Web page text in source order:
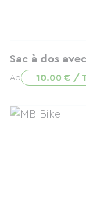
Sac à dos
Ab 10.00 € /